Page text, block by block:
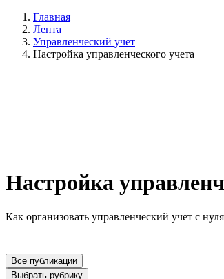
Главная
Лента
Управленческий учет
Настройка управленческого учета
Настройка
Как организовать управленческий учет с
Все публикации
Выбрать рубрику